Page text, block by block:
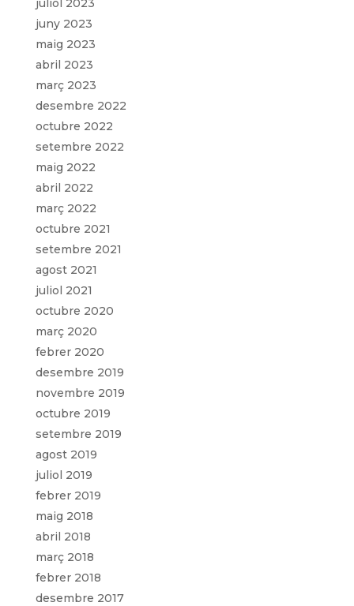
juliol 2023
juny 2023
maig 2023
abril 2023
març 2023
desembre 2022
octubre 2022
setembre 2022
maig 2022
abril 2022
març 2022
octubre 2021
setembre 2021
agost 2021
juliol 2021
octubre 2020
març 2020
febrer 2020
desembre 2019
novembre 2019
octubre 2019
setembre 2019
agost 2019
juliol 2019
febrer 2019
maig 2018
abril 2018
març 2018
febrer 2018
desembre 2017